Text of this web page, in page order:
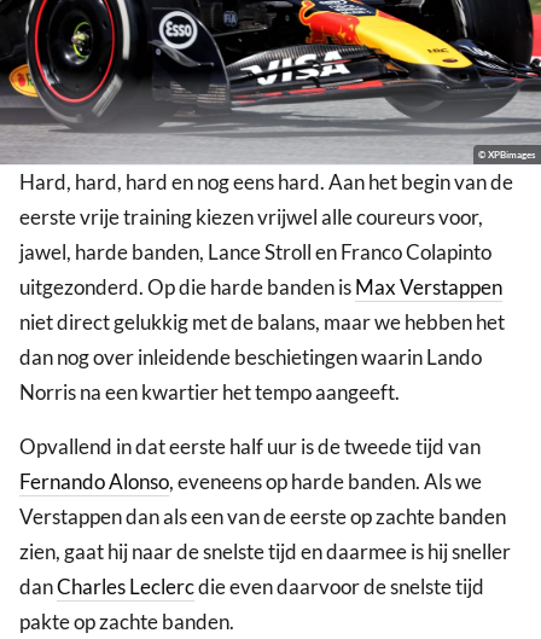
© XPBimages
Hard, hard, hard en nog eens hard. Aan het begin van de
eerste vrije training kiezen vrijwel alle coureurs voor,
jawel, harde banden, Lance Stroll en Franco Colapinto
uitgezonderd. Op die harde banden isMax Verstappen
niet direct gelukkig met de balans, maar we hebben het
dan nog over inleidende beschietingen waarin Lando
Norris na een kwartier het tempo aangeeft.
Opvallend in dat eerste half uur is de tweede tijd van
Fernando Alonso, eveneens op harde banden. Als we
Verstappen dan als een van de eerste op zachte banden
zien, gaat hij naar de snelste tijd en daarmee is hij sneller
danCharles Leclercdie even daarvoor de snelste tijd
pakte op zachte banden.